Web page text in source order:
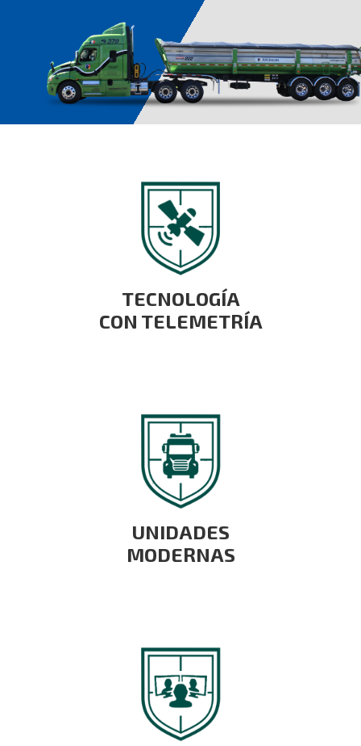
TECNOLOGÍA
CON TELEMETRÍA
UNIDADES
MODERNAS